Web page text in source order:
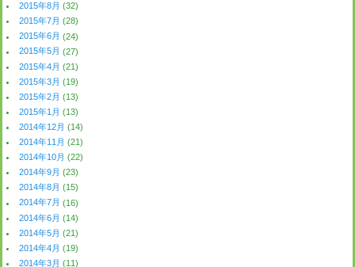
2015年8月 (32)
2015年7月 (28)
2015年6月 (24)
2015年5月 (27)
2015年4月 (21)
2015年3月 (19)
2015年2月 (13)
2015年1月 (13)
2014年12月 (14)
2014年11月 (21)
2014年10月 (22)
2014年9月 (23)
2014年8月 (15)
2014年7月 (16)
2014年6月 (14)
2014年5月 (21)
2014年4月 (19)
2014年3月 (11)